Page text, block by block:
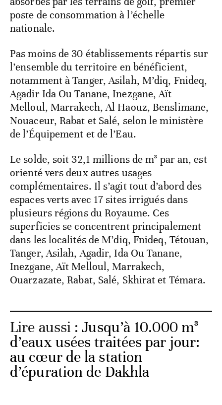
poste de consommation à l’échelle
nationale.
Pas moins de 30 établissements répartis sur
l’ensemble du territoire en bénéficient,
notamment à Tanger, Asilah, M’diq, Fnideq,
Agadir Ida Ou Tanane, Inezgane, Aït
Melloul, Marrakech, Al Haouz, Benslimane,
Nouaceur, Rabat et Salé, selon le ministère
de l’Équipement et de l’Eau.
Le solde, soit 32,1 millions de m³ par an, est
orienté vers deux autres usages
complémentaires. Il s’agit tout d’abord des
espaces verts avec 17 sites irrigués dans
plusieurs régions du Royaume. Ces
superficies se concentrent principalement
dans les localités de M’diq, Fnideq, Tétouan,
Tanger, Asilah, Agadir, Ida Ou Tanane,
Inezgane, Aït Melloul, Marrakech,
Ouarzazate, Rabat, Salé, Skhirat et Témara.
Lire aussi :Jusqu’à 10.000 m³
d’eaux usées traitées par jour:
au cœur de la station
d’épuration de Dakhla